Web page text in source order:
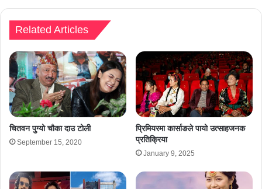
Related Articles
चितवन पुग्यो चौका दाउ टोली
September 15, 2020
प्रिमियरमा कार्साङले पायो उत्साहजनक
प्रतिक्रिया
January 9, 2025